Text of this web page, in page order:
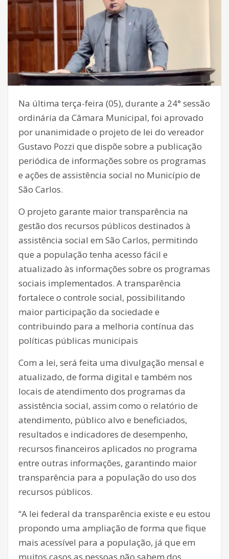
Na última terça-feira (05), durante a 24° sessão
ordinária da Câmara Municipal, foi aprovado
por unanimidade o projeto de lei do vereador
Gustavo Pozzi que dispõe sobre a publicação
periódica de informações sobre os programas
e ações de assistência social no Município de
São Carlos.
O projeto garante maior transparência na
gestão dos recursos públicos destinados à
assistência social em São Carlos, permitindo
que a população tenha acesso fácil e
atualizado às informações sobre os programas
sociais implementados. A transparência
fortalece o controle social, possibilitando
maior participação da sociedade e
contribuindo para a melhoria contínua das
políticas públicas municipais
Com a lei, será feita uma divulgação mensal e
atualizado, de forma digital e também nos
locais de atendimento dos programas da
assistência social, assim como o relatório de
atendimento, público alvo e beneficiados,
resultados e indicadores de desempenho,
recursos financeiros aplicados no programa
entre outras informações, garantindo maior
transparência para a população do uso dos
recursos públicos.
“A lei federal da transparência existe e eu estou
propondo uma ampliação de forma que fique
mais acessível para a população, já que em